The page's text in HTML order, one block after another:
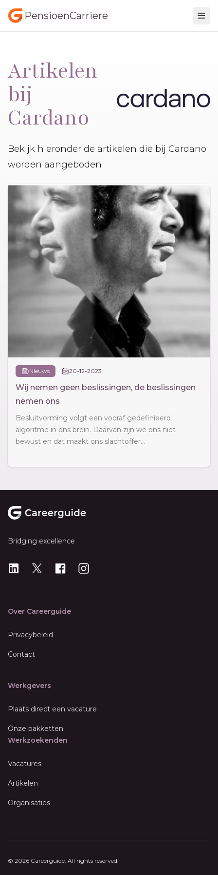
PensioenCarriere
Artikelen
bij
Cardano
Bekijk hieronder de artikelen die bij Cardano
worden aangeboden
Nieuws 20-12-2023
Wij nemen geen beslissingen, de beslissingen
nemen ons
Besluitvorming volgt een vooraf gedefinieerd
algoritme in ons brein. Daarvan zijn we ons niet
bewust en dat maakt ons slachtoffer...
Bridging excellence
LinkedIn
X Instagram
Over Careerguide
Privacybeleid
Contact
Werkgevers
Plaats direct een vacature
Onze pakketten
Werkzoekenden
Vacatures
Artikelen
Organisaties
© 2026 Careerguide. All rights reserved.